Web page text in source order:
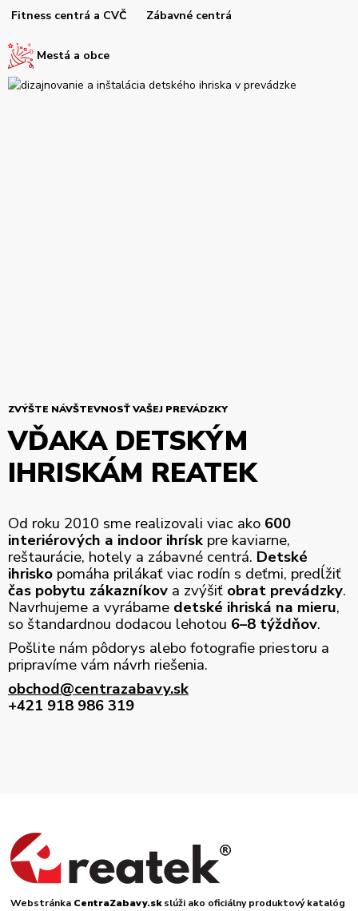
Fitness centrá a CVČ Zábavné centrá
Mestá a obce
ZVÝŠTE NÁVŠTEVNOSŤ VAŠEJ PREVÁDZKY
VĎAKA DETSKÝM
IHRISKÁM REATEK
Od roku 2010 sme realizovali viac ako 600
interiérových a indoor ihrísk pre kaviarne,
reštaurácie, hotely a zábavné centrá. Detské
ihrisko pomáha prilákať viac rodín s deťmi, predĺžiť
čas pobytu zákazníkov a zvýšiť obrat prevádzky.
Navrhujeme a vyrábame detské ihriská na mieru,
so štandardnou dodacou lehotou 6–8 týždňov.
Pošlite nám pôdorys alebo fotografie priestoru a
pripravíme vám návrh riešenia.
obchod@centrazabavy.sk
+421 918 986 319
Webstránka CentraZabavy.skslúži ako oficiálny produktový katalóg